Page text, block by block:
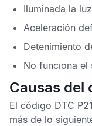
Iluminada la luz
Aceleración
Detenimiento
No funciona el
Causas del
El código DTC
más de lo